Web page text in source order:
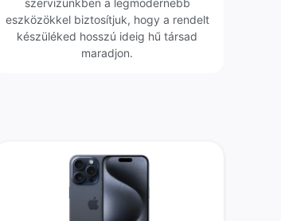
eszközökkel biztosítjuk, hogy a rendelt
készüléked hosszú ideig hű társad
maradjon.